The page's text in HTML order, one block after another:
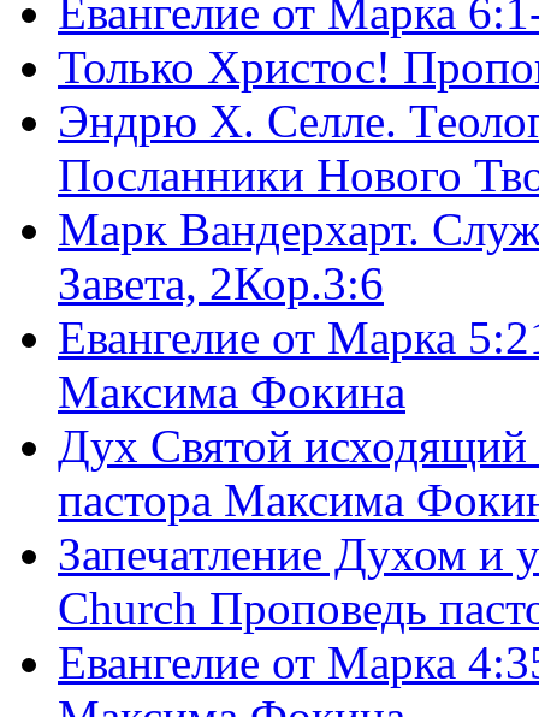
Евангелие от Марка
Только Христос!
Эндрю Х. Селле.
Посланники Нового
Марк Вандерхарт.
Завета, 2Кор.3:6
Евангелие от Марка
Максима Фокина
Дух Святой
пастора Максима
Запечатление Духом и
Church Проповедь
Евангелие от Марка